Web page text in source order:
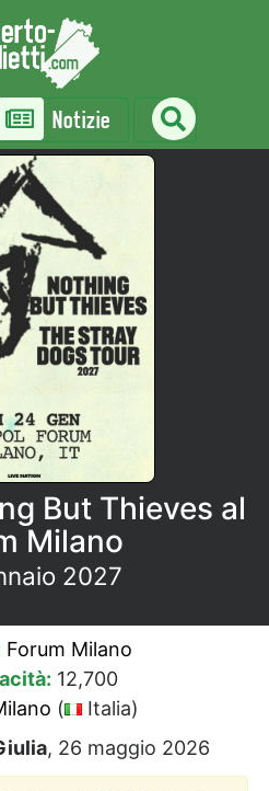
Notizie
But Thieves al
Milano
2027
Forum Milano
12,700
(
Italia)
, 26 maggio 2026